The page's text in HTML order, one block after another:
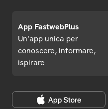
App FastwebPlus
Un'app unica per
conoscere, informare,
ispirare